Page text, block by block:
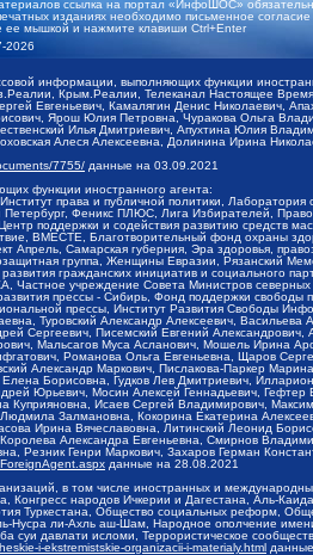
ссылка на портал «ИнфоШОС»
изданиях необходимо письменное
ее мышкой и нажмите клавиши Ctrl+Enter
2026
информации, выполняющих функции
Крым.Реалии, Телеканал Настоящее
Евгеньевич, Камалягин Денис Николаевич,
Ярош Юлия Петровна, Чуракова Ольга
Илья Дмитриевич, Апухтина Юлия
Алеся Алексеевна, Долинина Ирина
7755/ данные на 03.09.2021
функции иностранного агента:
права и публичной политики,
Феникс ПЛЮС, Лига Избирателей,
поддержки и содействия развитию средств
ВМЕСТЕ, Благотворительный фонд охраны
Апрель, Самарская губерния, Эра здоровья,
группа, Женщины Евразии, Рязанский
гражданских инициатив и социального
учреждение Совета Министров северных
прессы - Сибирь, Фонд поддержки
прессы, Институт Развития Свободы
Туровский Александр Алексеевич,
Сергеевич, Писемский Евгений
Мальсагов Муса Асланович, Мошель Ирина
Романова Ольга Евгеньевна, Щаров
Александр Маркович, Пислакова-Паркер
Борисовна, Гудков Лев Дмитриевич,
Юрьевич, Мосин Алексей Геннадьевич,
Куприяновна, Исаев Сергей Владимирович,
Залмановна, Кокорина Екатерина
Ирина Вячеславовна, Литинский Леонид
Александра Евгеньевна, Смирнов
Резник Генри Маркович, Захаров Герман
данные на 28.08.2021
в том числе иностранных и
народов Ичкерии и Дагестана, Аль-
Туркестана, Общество социальных реформ,
Нусра ли-Ахль аш-Шам, Народное ополчение
суи давлати исломи, Террористическое
i-ekstremistskie-organizacii-i-materialy.html